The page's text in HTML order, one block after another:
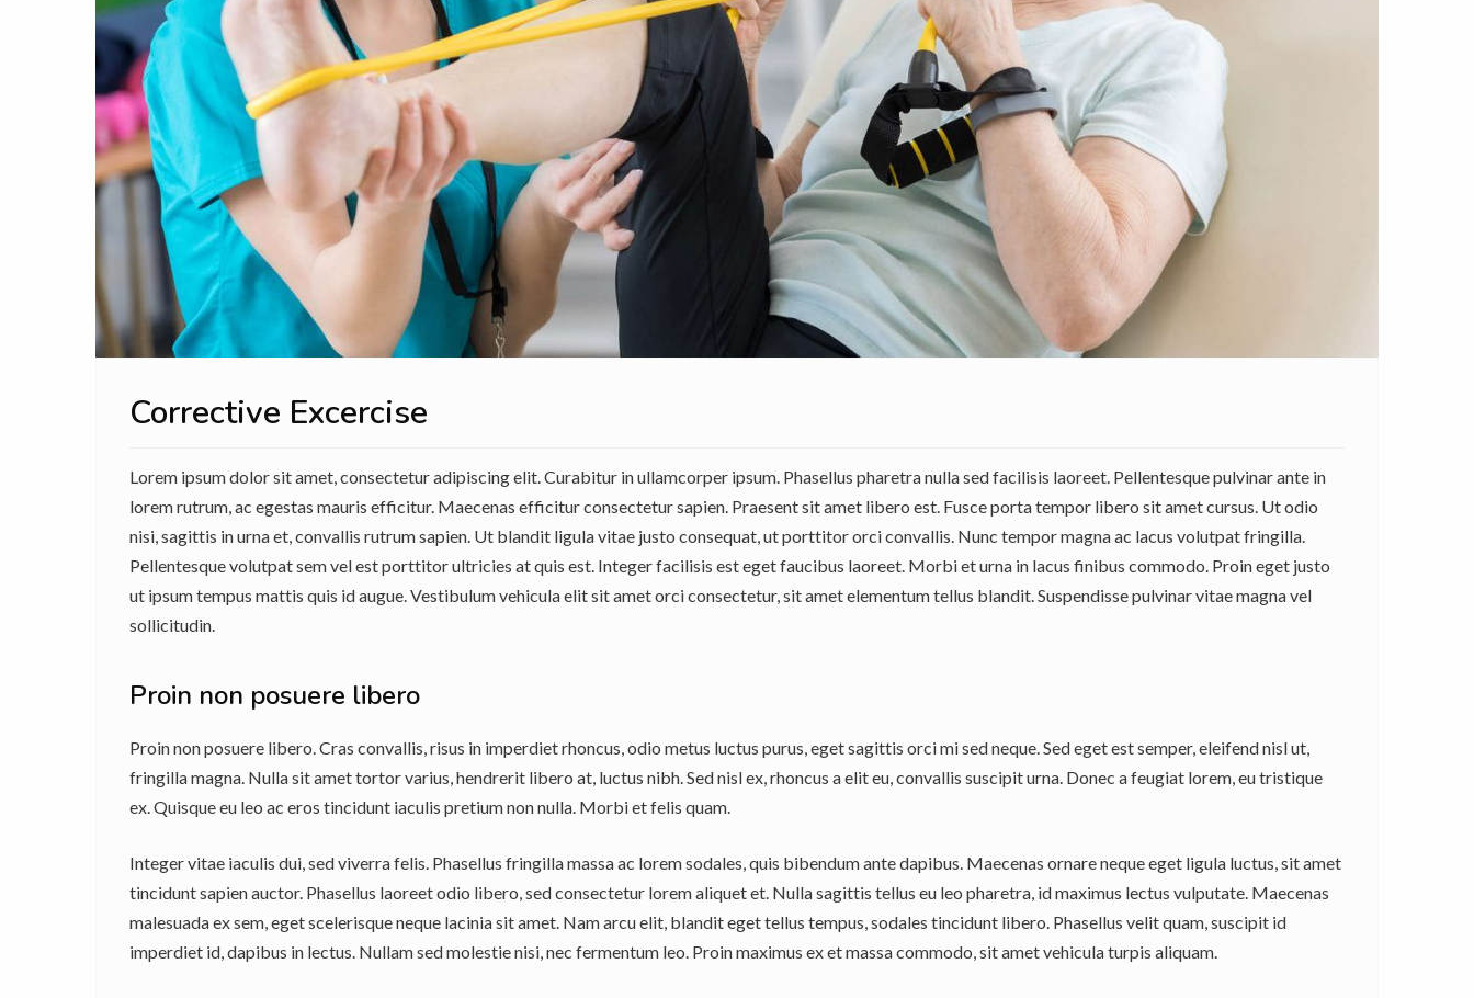
Corrective Excercise
Lorem ipsum dolor sit amet, consectetur adipiscing elit. Curabitur in ullamcorper ipsum. Phasellus pharetra nulla sed facilisis laoreet. Pellentesque pulvinar ante in
lorem rutrum, ac egestas mauris efficitur. Maecenas efficitur consectetur sapien. Praesent sit amet libero est. Fusce porta tempor libero sit amet cursus. Ut odio
nisi, sagittis in urna et, convallis rutrum sapien. Ut blandit ligula vitae justo consequat, ut porttitor orci convallis. Nunc tempor magna ac lacus volutpat fringilla.
Pellentesque volutpat sem vel est porttitor ultricies at quis est. Integer facilisis est eget faucibus laoreet. Morbi et urna in lacus finibus commodo. Proin eget justo
ut ipsum tempus mattis quis id augue. Vestibulum vehicula elit sit amet orci consectetur, sit amet elementum tellus blandit. Suspendisse pulvinar vitae magna vel
sollicitudin.
Proin non posuere libero
Proin non posuere libero. Cras convallis, risus in imperdiet rhoncus, odio metus luctus purus, eget sagittis orci mi sed neque. Sed eget est semper, eleifend nisl ut,
fringilla magna. Nulla sit amet tortor varius, hendrerit libero at, luctus nibh. Sed nisl ex, rhoncus a elit eu, convallis suscipit urna. Donec a feugiat lorem, eu tristique
ex. Quisque eu leo ac eros tincidunt iaculis pretium non nulla. Morbi et felis quam.
Integer vitae iaculis dui, sed viverra felis. Phasellus fringilla massa ac lorem sodales, quis bibendum ante dapibus. Maecenas ornare neque eget ligula luctus, sit amet
tincidunt sapien auctor. Phasellus laoreet odio libero, sed consectetur lorem aliquet et. Nulla sagittis tellus eu leo pharetra, id maximus lectus vulputate. Maecenas
malesuada ex sem, eget scelerisque neque lacinia sit amet. Nam arcu elit, blandit eget tellus tempus, sodales tincidunt libero. Phasellus velit quam, suscipit id
imperdiet id, dapibus in lectus. Nullam sed molestie nisi, nec fermentum leo. Proin maximus ex et massa commodo, sit amet vehicula turpis aliquam.